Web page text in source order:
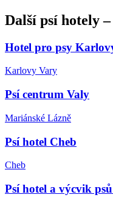
Další psí hotely–
Hotel pro psy
Karlovy Vary
Psí centrum Valy
Mariánské Lázně
Psí hotel Cheb
Cheb
Psí hotel a výcvik